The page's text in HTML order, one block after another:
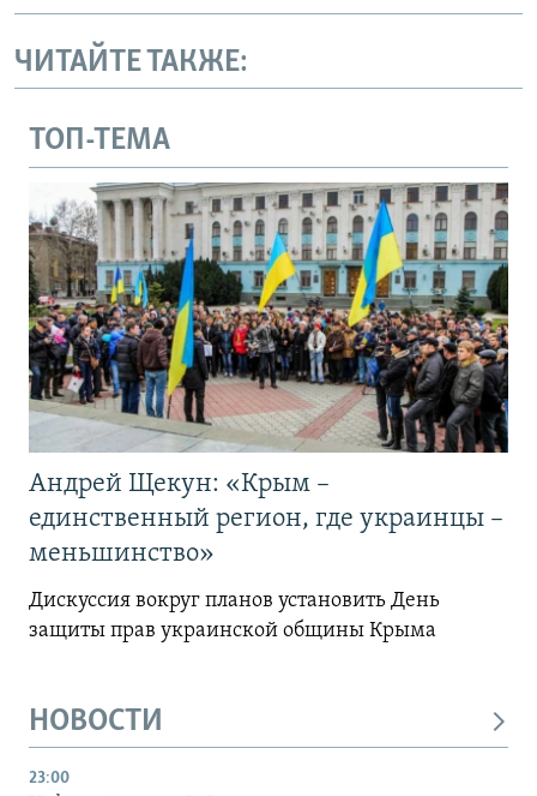
ЧИТАЙТЕ ТАКЖЕ:
ТОП-ТЕМА
Андрей Щекун: «Крым –
единственный регион, где украинцы –
меньшинство»
Дискуссия вокруг планов установить День
защиты прав украинской общины Крыма
НОВОСТИ
23:00